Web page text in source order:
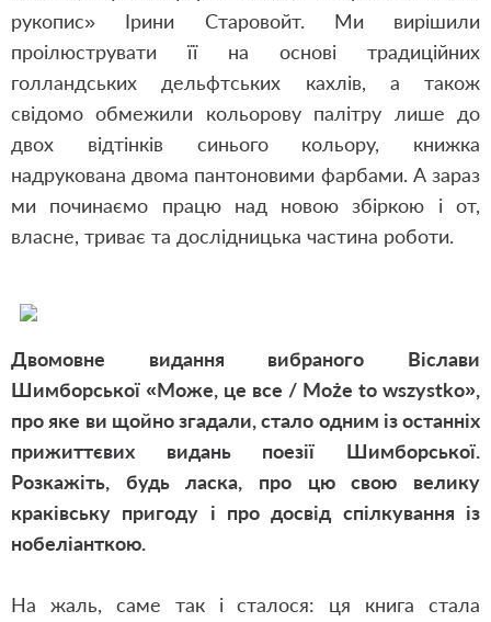
рукопис» Ірини Старовойт. Ми вирішили
проілюструвати її на основі традиційних
голландських дельфтських кахлів, а також
свідомо обмежили кольорову палітру лише до
двох відтінків синього кольору, книжка
надрукована двома пантоновими фарбами. А зараз
ми починаємо працю над новою збіркою і от,
власне, триває та дослідницька частина роботи.
Двомовне видання вибраного Віслави
Шимборської «Може, це все / Może to wszystko»,
про яке ви щойно згадали, стало одним із останніх
прижиттєвих видань поезії Шимборської.
Розкажіть, будь ласка, про цю свою велику
краківську пригоду і про досвід спілкування із
нобеліанткою.
На жаль, саме так і сталося: ця книга стала